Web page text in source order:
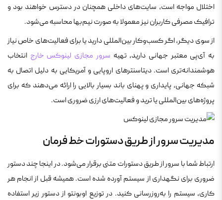
اختلال مواجه است، سایت‌های داخلی همچنان در دسترس خواهند بود و
ترافیک مصرفی کاربران نیز معمولا به صورت نیم‌بها محاسبه می‌شود.
از سوی دیگر، اگر کسب‌وکار بین‌المللی دارید یا برای فعالیت‌های خاص نیاز
به آی‌پی معتبر جهانی دارید، تهیهسرور مجازی لینوکس خارجانتخاب
هوشمندانه‌تری است. دیتاسنترهای اروپایی و آمریکایی به دلیل اتصال به
شبکه جهانی، پایداری و پهنای باند بسیار بالایی را ارائه می‌دهند که برای
پروژه‌های بین‌المللی یا ترید و فعالیت‌های ارزی ضروری است.
مدیریت سرور از طریق دستورات خط فرمان
ارتباط شما با سرور از طریق دستورات متنی برقرار می‌شود. در اینجا چند دستور
ضروری برای نگهداری از سیستم آورده شده است. همیشه قبل از انجام هر
کاری، سیستم را به‌روزرسانی کنید. در توزیع اوبونتو از دستور زیر استفاده